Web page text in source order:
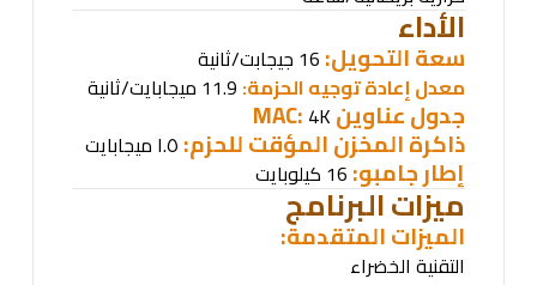
الأداء
سعة التحويل:
معدل إعادة توجيه الحزمة:
جدول عناوين 4K
ذاكرة المخزن المؤقت للحزم: ١.٥ ميجابايت
إطار جامبو:
ميزات البرنامج
الميزات المتقدمة:
التقنية الخضراء